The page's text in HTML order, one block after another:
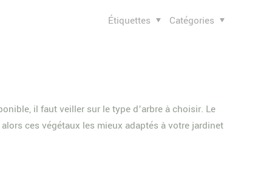
Catégories
Étiquettes
il faut veiller sur le type d’arbre à choisir. Le
ces végétaux les mieux adaptés à votre jardinet